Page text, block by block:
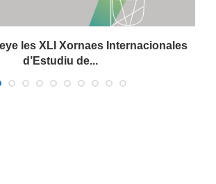
les XLI Xornaes Internacionales
d’Estudiu de...